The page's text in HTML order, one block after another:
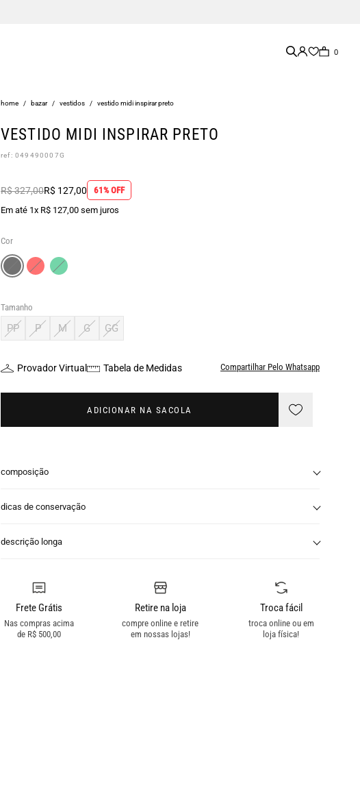
0
home / bazar / vestidos / vestido midi inspirar preto
VESTIDO MIDI INSPIRAR PRETO
ref: 049490007G
R$ 327,00R$ 127,00
61% OFF
Em até 1x R$ 127,00 sem juros
Cor
Tamanho
PP P M G GG
Provador Virtual Tabela de Medidas Compartilhar Pelo Whatsapp
ADICIONAR NA SACOLA
composição
dicas de conservação
descrição longa
Frete Grátis
Nas compras acima
de R$ 500,00
Retire na loja
compre online e retire
em nossas lojas!
Troca fácil
troca online ou em
loja física!